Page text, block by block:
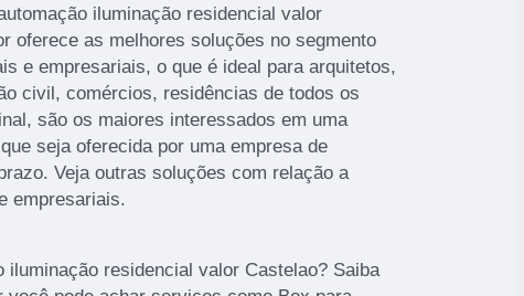
iluminação residencial valor
oferece as melhores soluções no segmento
e empresariais, o que é ideal para arquitetos,
civil, comércios, residências de todos os
são os maiores interessados em uma
seja oferecida por uma empresa de
Veja outras soluções com relação a
empresariais.
iluminação residencial valor Castelao? Saiba